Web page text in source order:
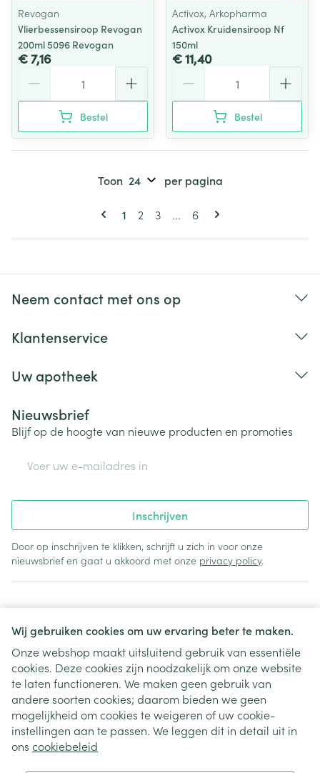
Wij gebruiken cookies om uw ervaring beter te maken.
Onze webshop maakt uitsluitend gebruik van essentiële
cookies. Deze cookies zijn noodzakelijk om onze website
te laten functioneren. We maken geen gebruik van
andere soorten cookies; daarom bieden we geen
mogelijkheid om cookies te weigeren of uw cookie-
instellingen aan te passen. We leggen dit in detail uit in
ons cookiebeleid
Revogan
Vlierbessensiroop Revogan
200ml 5096 Revogan
€ 7,16
Bestel
Activox, Arkopharma
Activox Kruidensiroop Nf
150ml
€ 11,40
Bestel
Pagina's
U lees momenteel pagina
1 Pagina
2 Pagina
3 ... Pagina
6
Toon per pagina
Neem contact met ons op
Klantenservice
Uw apotheek
Nieuwsbrief
Blijf op de hoogte van nieuwe producten en promoties
Inschrijven
Door op inschrijven te klikken, schrijft u zich in voor onze
nieuwsbrief en gaat u akkoord met onze privacy policy.
Juridische links